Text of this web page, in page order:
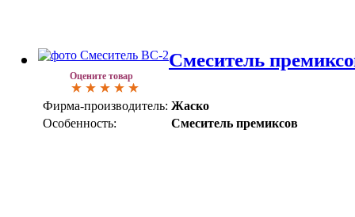
Оцените товар
Смеситель
Фирма-производитель: Жаско
Особенность:
Смеситель премиксов